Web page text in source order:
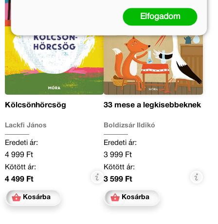
Kölcsönhörcsög
Lackfi János
Eredeti ár:
4 999 Ft
Kötött ár:
4 499 Ft
Kosárba
33 mese a legkisebbeknek
Boldizsár Ildikó
Eredeti ár:
3 999 Ft
Kötött ár:
3 599 Ft
Kosárba
Elfogadom